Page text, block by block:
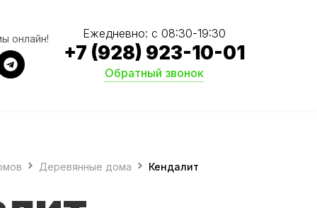
онлайн! Ежедневно: с 08:30-19:30
+7 (928) 923-10-01
Обратный звонок
Деревянные дома Кендалит